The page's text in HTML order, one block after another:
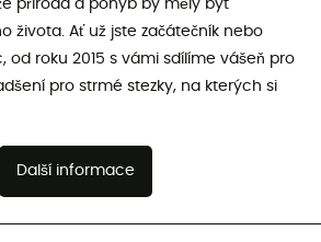
příroda a pohyb by měly být
života. Ať už jste začátečník nebo
od roku 2015 s vámi sdílíme vášeň pro
pro strmé stezky, na kterých si
Další informace